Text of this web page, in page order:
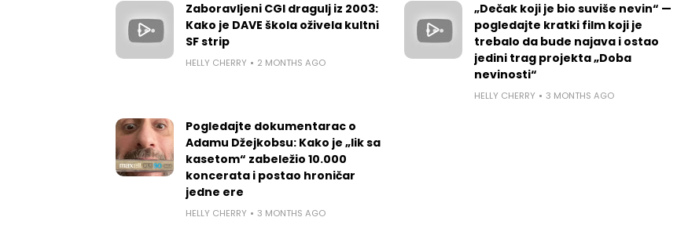
Zaboravljeni CGI dragulj iz 2003:
Kako je DAVE škola oživela kultni
SF strip
HELLY CHERRY 2 MONTHS AGO
„Dečak koji je bio suviše nevin“ —
pogledajte kratki film koji je
trebalo da bude najava i ostao
jedini trag projekta „Doba
nevinosti“
HELLY CHERRY 3 MONTHS AGO
Pogledajte dokumentarac o
Adamu Džejkobsu: Kako je „lik sa
kasetom“ zabeležio 10.000
koncerata i postao hroničar
jedne ere
HELLY CHERRY 3 MONTHS AGO